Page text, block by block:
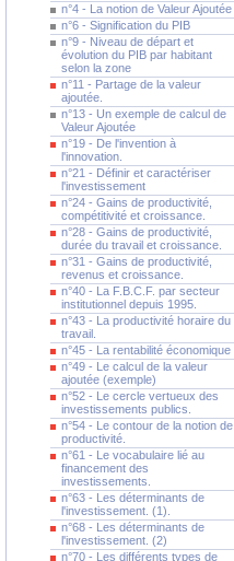
n°4 - La notion de Valeur Ajoutée
n°6 - Signification du PIB
n°9 - Niveau de départ et
évolution du PIB par habitant
selon la zone
n°11 - Partage de la valeur
ajoutée.
n°13 - Un exemple de calcul de
Valeur Ajoutée
n°19 - De l'invention à
l'innovation.
n°21 - Définir et caractériser
l'investissement
n°24 - Gains de productivité,
compétitivité et croissance.
n°28 - Gains de productivité,
durée du travail et croissance.
n°31 - Gains de productivité,
revenus et croissance.
n°40 - La F.B.C.F. par secteur
institutionnel depuis 1995.
n°43 - La productivité horaire du
travail.
n°45 - La rentabilité économique
n°49 - Le calcul de la valeur
ajoutée (exemple)
n°52 - Le cercle vertueux des
investissements publics.
n°54 - Le contour de la notion de
productivité.
n°61 - Le vocabulaire lié au
financement des
investissements.
n°63 - Les déterminants de
l'investissement. (1).
n°68 - Les déterminants de
l'investissement. (2)
n°70 - Les différents types de